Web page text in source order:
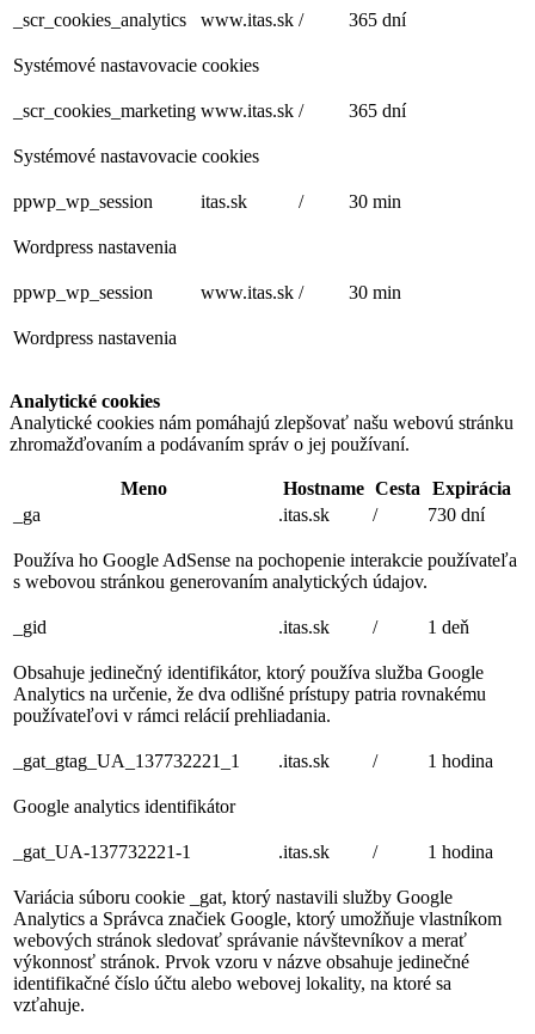
_scr_cookies_analytics www.itas.sk / 365 dní
Systémové nastavovacie cookies
_scr_cookies_marketing www.itas.sk / 365 dní
Systémové nastavovacie cookies
ppwp_wp_session itas.sk / 30 min
Wordpress nastavenia
ppwp_wp_session www.itas.sk / 30 min
Wordpress nastavenia
Analytické cookies
Analytické cookies nám pomáhajú zlepšovať našu webovú stránku
zhromažďovaním a podávaním správ o jej používaní.
Meno Hostname Cesta
Expirácia
_ga
.itas.sk / 730 dní
Používa ho Google AdSense na pochopenie interakcie používateľa
s webovou stránkou generovaním analytických údajov.
_gid .itas.sk / 1 deň
Obsahuje jedinečný identifikátor, ktorý používa služba Google
Analytics na určenie, že dva odlišné prístupy patria rovnakému
používateľovi v rámci relácií prehliadania.
_gat_gtag_UA_137732221_1 .itas.sk / 1 hodina
Google analytics identifikátor
_gat_UA-137732221-1 .itas.sk / 1 hodina
Variácia súboru cookie _gat, ktorý nastavili služby Google
Analytics a Správca značiek Google, ktorý umožňuje vlastníkom
webových stránok sledovať správanie návštevníkov a merať
výkonnosť stránok. Prvok vzoru v názve obsahuje jedinečné
identifikačné číslo účtu alebo webovej lokality, na ktoré sa
vzťahuje.